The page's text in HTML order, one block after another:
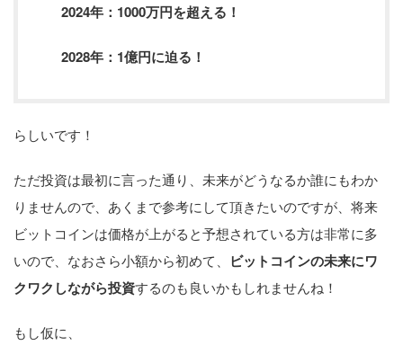
2024年：1000万円を超える！
2028年：1億円に迫る！
らしいです！
ただ投資は最初に言った通り、未来がどうなるか誰にもわか
りませんので、あくまで参考にして頂きたいのですが、将来
ビットコインは価格が上がると予想されている方は非常に多
いので、なおさら小額から初めて、 ビットコインの未来にワ
クワクしながら投資するのも良いかもしれませんね！
もし仮に、